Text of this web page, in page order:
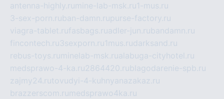
antenna-highly.ru mine-lab-msk.ru1-mus.ru
3-sex-porn.ruban-damn.rupurse-factory.ru
viagra-tablet.rufasbags.ruadler-jun.rubandamn.ru
fincontech.ru3sexporn.ru1mus.rudarksand.ru
rebus-toys.ru minelab-msk.rualabuga-cityhotel.ru
medsprawo-4-ka.ru2864420.rublagodarenie-spb.ru
zajmy24.rutovudyi-4-kuhnyanazakaz.ru
brazzerscom.ru medsprawo4ka.ru